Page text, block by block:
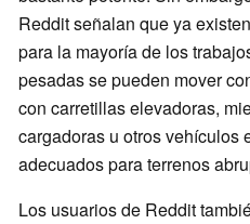
Reddit señalan que ya
para la mayoría de los
pesadas se pueden mover
con carretillas elevadoras,
cargadoras u otros vehículos
adecuados para terrenos
Los usuarios de Reddit